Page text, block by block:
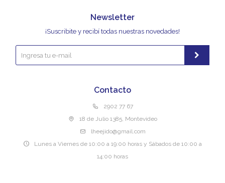
Contacto
2902 77 67
18 de Julio 1385, Montevideo
lheejido@gmail.com
Lunes a Viernes de 10:00 a 19:00 horas y Sábados de 10:00 a
14:00 horas
Newsletter
¡Suscribite y recibí todas nuestras novedades!